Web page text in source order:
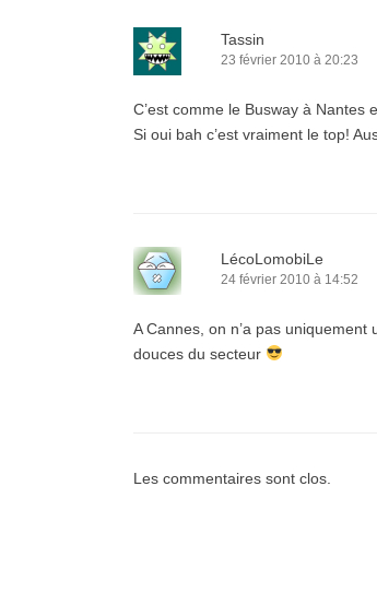
Tassin
23 février 2010 à 20:23
C’est comme le Busway à Nantes
Si oui bah c’est vraiment le top!
LécoLomobiLe
24 février 2010 à 14:52
A Cannes, on n’a pas
douces du secteur
Les commentaires sont clos.